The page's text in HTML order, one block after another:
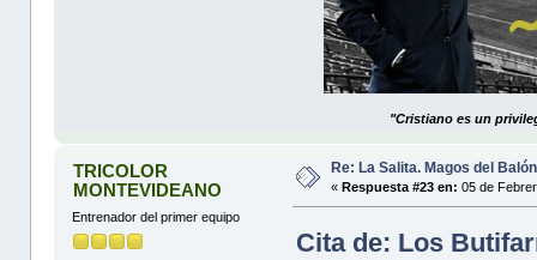
"Cristiano es un
TRICOLOR
MONTEVIDEANO
Entrenador del primer equipo
Re: La Salita. Magos del Balón
«Respuesta #23 en: 05 de
Cita de: Los